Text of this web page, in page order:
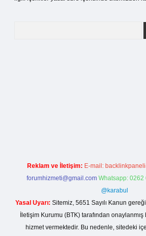
Reklam ve İletişim: E-mail:
forumhizmeti@gmail.com Whatsapp: 0262
@karabul
Yasal Uyarı: Sitemiz, 5651 Sayılı Kanun
İletişim Kurumu (BTK) tarafından onaylanmış
hizmet vermektedir. Bu nedenle, sitedeki